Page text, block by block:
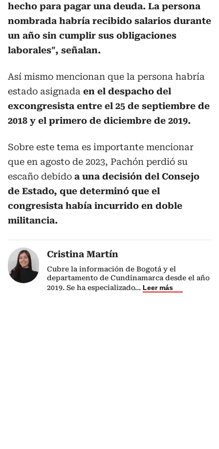
hecho para pagar una deuda. La persona
nombrada habría recibido salarios durante
un año sin cumplir sus obligaciones
laborales″, señalan.
Así mismo mencionan que la persona habría
estado asignada en el despacho del
excongresista entre el 25 de septiembre de
2018 y el primero de diciembre de 2019.
Sobre este tema es importante mencionar
que en agosto de 2023, Pachón perdió su
escaño debido a una decisión del Consejo
de Estado, que determinó que el
congresista había incurrido en doble
militancia.
Cristina Martín
Cubre la información de Bogotá y el
departamento de Cundinamarca desde el año
2019. Se ha especializado... Leer más